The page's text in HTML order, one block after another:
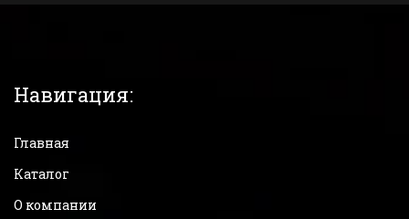
Навигация:
Главная
Каталог
О компании